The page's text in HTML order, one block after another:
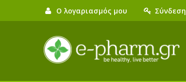
Ο λογαριασμός μου Σύνδεση